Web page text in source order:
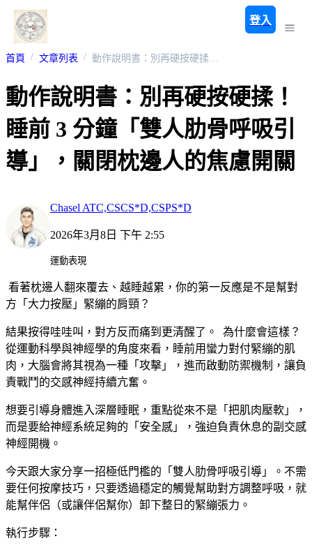
登入
首頁 文章列表 動作說明書：別再硬按硬揉！睡前 3 分鐘「雙人肋骨呼吸引導」，關閉枕邊人的焦慮開關
動作說明書：別再硬按硬揉！
睡前 3 分鐘「雙人肋骨呼吸引
導」，關閉枕邊人的焦慮開關
Chasel ATC,CSCS*D,CSPS*D
2026年3月8日 下午 2:55
運動表現
​看著枕邊人翻來覆去、越睡越累，你的第一反應是不是幫對
方「大力按壓」緊繃的肩頸？
結果按得哇哇叫，對方反而痛到更清醒了。 ​ 為什麼會這樣？
從運動科學與神經學的角度來看，睡前用蠻力對付緊繃的肌
肉，大腦會將其視為一種「攻擊」，進而啟動防禦機制，讓負
責戰鬥的交感神經持續亢奮。 ​
想要引導身體進入深層睡眠，重點從來不是「把肌肉壓軟」，
而是要給神經系統足夠的「安全感」，強迫負責休息的副交感
神經開機。 ​
今天跟大家分享一招極低門檻的「雙人肋骨呼吸引導」。不需
要任何按摩技巧，只要透過穩定的觸覺幫助對方調整呼吸，就
能幫伴侶（或讓伴侶幫你）卸下整日的緊繃張力。 ​
執行步驟： ​